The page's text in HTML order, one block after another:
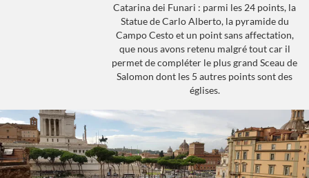
Catarina dei Funari : parmi les 24 points, la
Statue de Carlo Alberto, la pyramide du
Campo Cesto et un point sans affectation,
que nous avons retenu malgré tout car il
permet de compléter le plus grand Sceau de
Salomon dont les 5 autres points sont des
églises.